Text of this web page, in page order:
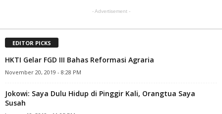
- Advertisement -
EDITOR PICKS
HKTI Gelar FGD III Bahas Reformasi Agraria
November 20, 2019 - 8:28 PM
Jokowi: Saya Dulu Hidup di Pinggir Kali, Orangtua Saya
Susah